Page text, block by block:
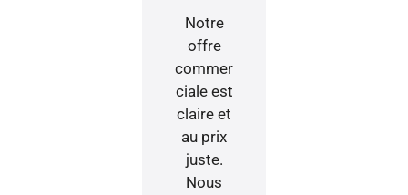
Notre
offre
commer
ciale est
claire et
au prix
juste.
Nous